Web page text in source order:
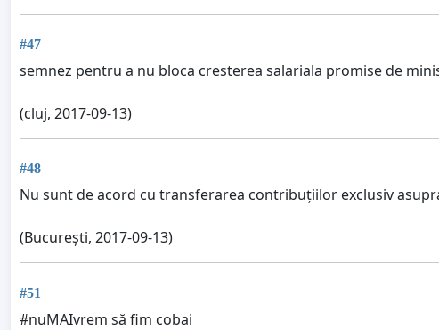
#47
semnez pentru a nu bloca cresterea salariala promise de
(cluj, 2017-09-13)
#48
Nu sunt de acord cu transferarea contribuțiilor exclusiv
(București, 2017-09-13)
#51
#nuMAIvrem să fim cobai